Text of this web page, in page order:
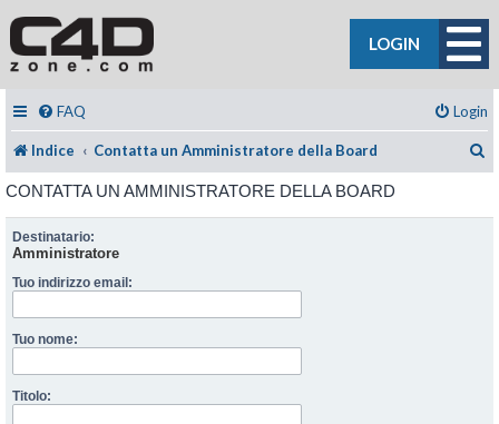
LOGIN
FAQ Login
Indice Contatta un Amministratore della Board
CONTATTA UN AMMINISTRATORE DELLA BOARD
Destinatario:
Amministratore
Tuo indirizzo email:
Tuo nome:
Titolo: